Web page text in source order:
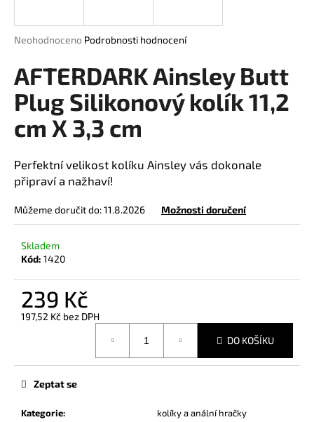
Průměrné
produktu
je
0,0
z
hvězdiček.
Neohodnoceno Podrobnosti hodnocení
AFTERDARK Ainsley Butt
Plug Silikonový kolík 11,2
cm X 3,3 cm
Perfektní velikost kolíku Ainsley vás dokonale
připraví a nažhaví!
Můžeme doručit do:11.8.2026 Možnosti doručení
Skladem
Kód: 1420
239 Kč
197,52 Kč bez DPH
DO KOŠÍKU
Kategorie:
kolíky a anální hračky
Zeptat se
j
t
?
HLEDAT
D
o
p
u
e
m